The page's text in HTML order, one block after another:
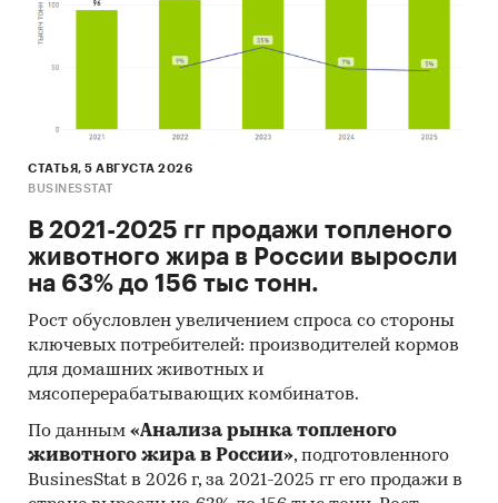
Контент-анализ выполняется в рамках
проведения Desk Research (кабинетное
исследование). В общем виде целью
проанализировать ситуацию на рынке
получить (рассчитать) показатели,
время и в будущем.
Источники получения информации
Базы данных Федеральной Таможенной
службы РФ, ФСГС РФ (Росстат).
Материалы DataMonitor, EuroMonitor,
Eurostat.
Печатные и электронные деловые и
специализированные издания,
аналитические обзоры.
СТАТЬЯ, 5 АВГУСТА 2026
BUSINESSTAT
В 2021-2025 гг продажи топленого
животного жира в России выросли
на 63% до 156 тыс тонн.
Рост обусловлен увеличением спроса со стороны
ключевых потребителей: производителей кормов
для домашних животных и
мясоперерабатывающих комбинатов.
По данным «Анализа рынка топленого
животного жира в России», подготовленного
BusinesStat в 2026 г, за 2021-2025 гг его продажи в